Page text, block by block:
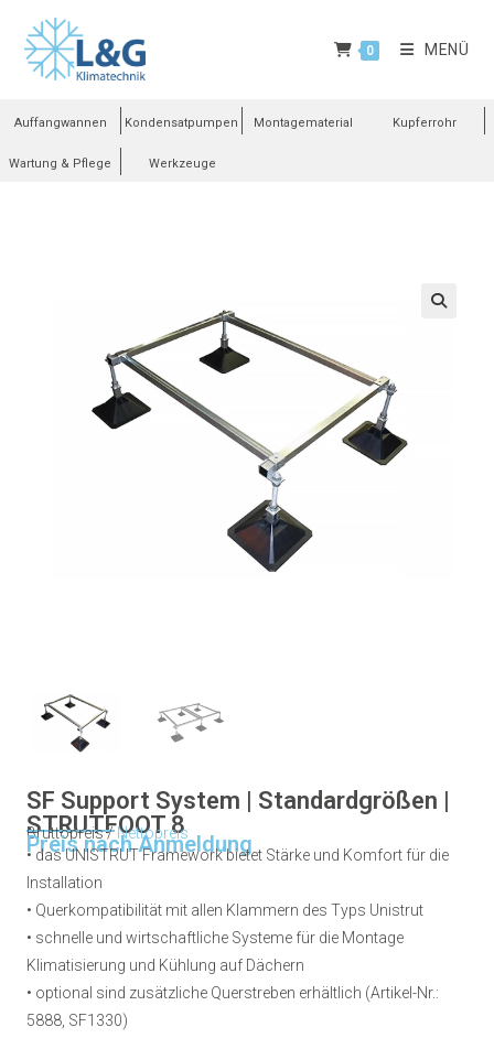
0 MENÜ
Auffangwannen Kondensatpumpen Montagematerial Kupferrohr
Wartung & Pflege Werkzeuge
SF Support System | Standardgrößen |
STRUTFOOT 8
Bruttopreis / Nettopreis
Preis nach Anmeldung
• das UNISTRUT Framework bietet Stärke und Komfort für die
Installation
• Querkompatibilität mit allen Klammern des Typs Unistrut
• schnelle und wirtschaftliche Systeme für die Montage
Klimatisierung und Kühlung auf Dächern
• optional sind zusätzliche Querstreben erhältlich (Artikel-Nr.:
5888, SF1330)